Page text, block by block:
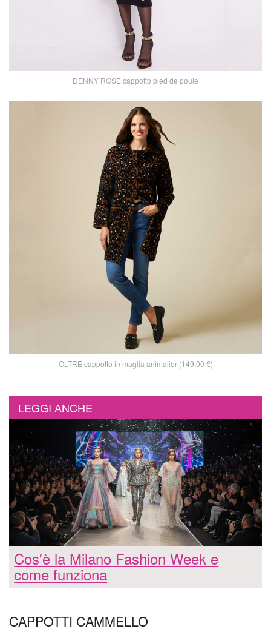
DENNY ROSE cappotto pied de poule
OLTRE cappotto in maglia animalier (149,00 €)
LEGGI ANCHE
Cos'è la Milano Fashion Week e
come funziona
CAPPOTTI CAMMELLO